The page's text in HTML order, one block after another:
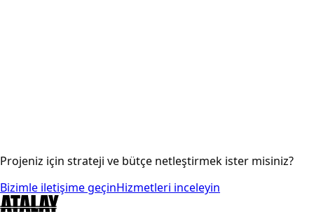
Projeniz için strateji ve bütçe netleştirmek ister misiniz?
Bizimle iletişime geçinHizmetleri inceleyin